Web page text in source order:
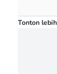
Tonton